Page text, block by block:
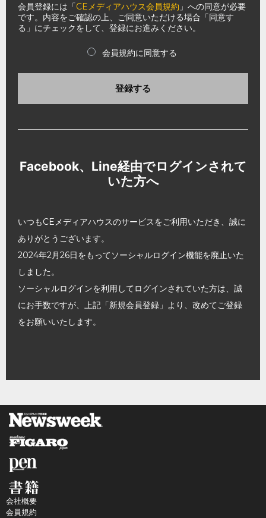
会員登録には「CEメディアハウス会員規約 」への同意が必要
です。内容をご確認の上、ご同意いただける場合「同意す
る」にチェックをして、登録にお進みください。
会員規約に同意する
登録する
Facebook、Line経由でログインされて
いた方へ
いつもCEメディアハウスのサービスをご利用いただき、誠に
ありがとうございます。
2024年2月26日をもってソーシャルログイン機能を廃止いた
しました。
ソーシャルログインを利用してログインされていた方は、誠
にお手数ですが、上記「新規会員登録」より、改めてご登録
をお願いいたします。
会社概要
会員規約